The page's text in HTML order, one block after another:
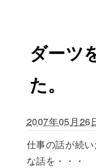
ダーツ
た。
2007年05月26
仕事の話が続
な話を・・・